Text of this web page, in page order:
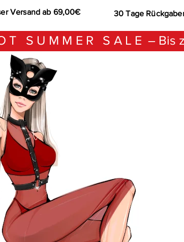
Versand ab 69,00€ 30 Tage
SUMMER SALE – Bis